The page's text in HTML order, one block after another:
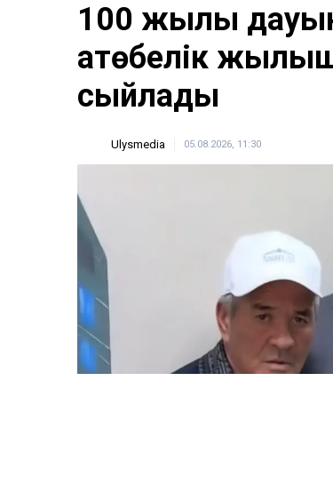
100 жылқы
ақтөбелік
сыйлады
Ulysmedia 05.08.2026, 11:30